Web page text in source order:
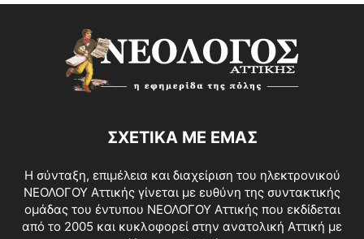
ΣΧΕΤΙΚΑ ΜΕ ΕΜΑΣ
Η σύνταξη, επιμέλεια και διαχείριση του ηλεκτρονικού
ΝΕΟΛΟΓΟΥ Αττικής γίνεται με ευθύνη της συντακτικής
ομάδας του έντυπου ΝΕΟΛΟΓΟΥ Αττικής που εκδίδεται
από το 2005 και κυκλοφορεί στην ανατολική Αττική με